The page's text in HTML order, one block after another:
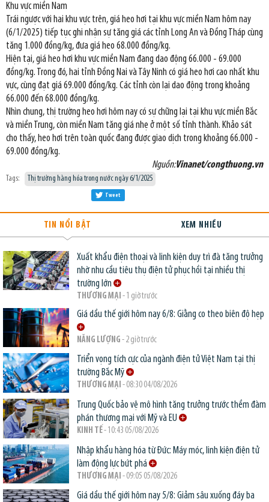
Khu vực miền Nam
Trái ngược với hai khu vực trên, giá heo hơi tại khu vực miền Nam hôm nay
(6/1/2025) tiếp tục ghi nhận sự tăng giá các tỉnh Long An và Đồng Tháp cùng
tăng 1.000 đồng/kg, đưa giá heo 68.000 đồng/kg.
Hiện tại, giá heo hơi khu vực miền Nam đang dao động 66.000 - 69.000
đồng/kg. Trong đó, hai tỉnh Đồng Nai và Tây Ninh có giá heo hơi cao nhất khu
vực, cùng đạt giá 69.000 đồng/kg. Các tỉnh còn lại dao động trong khoảng
66.000 đến 68.000 đồng/kg.
Nhìn chung, thị trường heo hơi hôm nay có sự chững lại tại khu vực miền Bắc
và miền Trung, còn miền Nam tăng giá nhẹ ở một số tỉnh thành. Khảo sát
cho thấy, heo hơi trên toàn quốc đang được giao dịch trong khoảng 66.000 -
69.000 đồng/kg.
Nguồn:Vinanet/congthuong.vn
Tags: Thị trường hàng hóa trong nước ngày 6/1/2025
Tweet
TIN NỔI BẬT XEM NHIỀU
Xuất khẩu điện thoại và linh kiện duy trì đà tăng trưởng
nhờ nhu cầu tiêu thụ điện tử phục hồi tại nhiều thị
trường lớn
THƯƠNG MẠI - 1 giờ trước
Giá dầu thế giới hôm nay 6/8: Giằng co theo biên độ hẹp
NĂNG LƯỢNG - 2 giờ trước
Triển vọng tích cực của ngành điện tử Việt Nam tại thị
trường Bắc Mỹ
THƯƠNG MẠI - 08:30 04/08/2026
Trung Quốc bảo vệ mô hình tăng trưởng trước thềm đàm
phán thương mại với Mỹ và EU
KINH TẾ- 10:43 05/08/2026
Nhập khẩu hàng hóa từ Đức: Máy móc, linh kiện điện tử
làm động lực bứt phá
THƯƠNG MẠI - 09:05 05/08/2026
Giá dầu thế giới hôm nay 5/8: Giảm sâu xuống đáy ba